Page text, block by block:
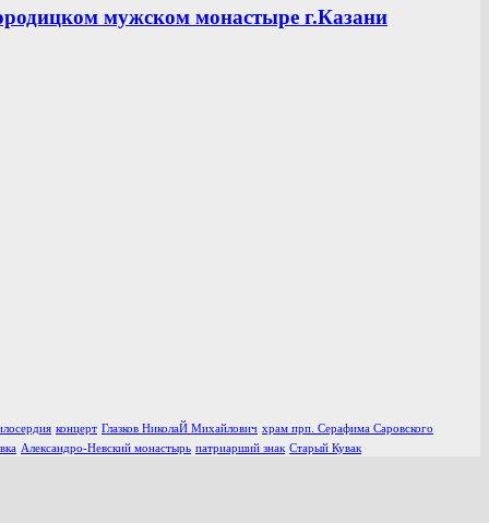
мужском монастыре г.Казани
концерт Глазков НиколаЙ Михайлович храм прп. Серафима Саровского
Александро-Невский монастырь патриарший знак Старый Кувак